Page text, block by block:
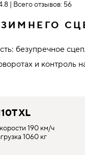
| Всего отзывов: 56
безупречное
и контроль
XL
190 км/ч
1060 кг